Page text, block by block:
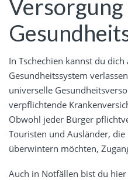
Versorgung
In Tschechien kannst du
Gesundheitssystem
universelle
verpflichtende
Obwohl jeder Bürger
Touristen und Ausländer, die
überwintern möchten,
Auch in Notfällen bist du